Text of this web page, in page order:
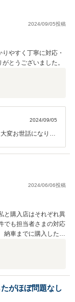
2024/09/05投稿
やすく丁寧に対応・
とうございました。
2024/09/05
2024/06/06投稿
と購入店はそれぞれ異
でも担当者さまの対応
納車までに購入したパ
たのでサービスして
だった所、福岡空港
車に付いては新古車で
がほぼ問題なし